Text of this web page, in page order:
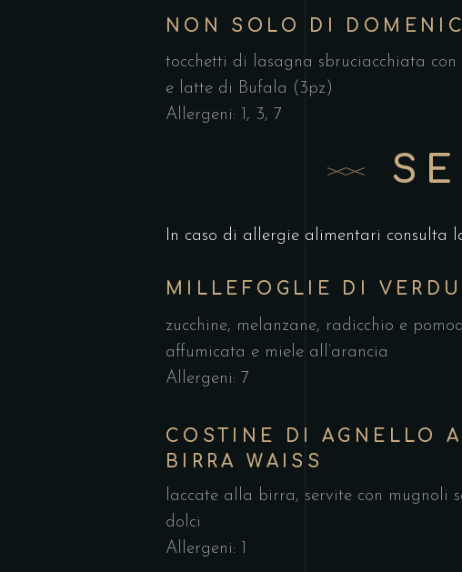
NON SOLO DI
tocchetti di lasagna sbruciacchiata
e latte di Bufala (3pz)
Allergeni: 1, 3, 7
In caso di allergie alimentari consulta
MILLEFOGLIE DI
zucchine, melanzane, radicchio e
affumicata e miele all’arancia
Allergeni: 7
COSTINE DI AGNELLO
BIRRA WAISS
laccate alla birra, servite con mugnoli
dolci
Allergeni: 1